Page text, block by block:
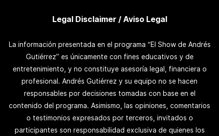
Legal Disclaimer / Aviso Legal
La información presentada en el programa “El Show de Andrés
Gutiérrez” es únicamente con fines educativos y de
entretenimiento, y no constituye asesoría legal, financiera o
profesional. Andrés Gutiérrez y su equipo no se hacen
responsables por decisiones tomadas con base en el
contenido del programa. Asimismo, las opiniones, comentarios
o testimonios expresados por terceros, invitados o
participantes son responsabilidad exclusiva de quienes los